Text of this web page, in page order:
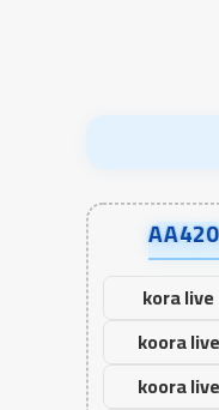
kora live
koora live
koora live